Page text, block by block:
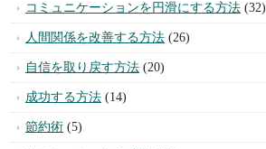
コミュニケーションを円滑にする方法 (32)
人間関係を改善する方法 (26)
自信を取り戻す方法 (20)
成功する方法 (14)
節約術 (5)